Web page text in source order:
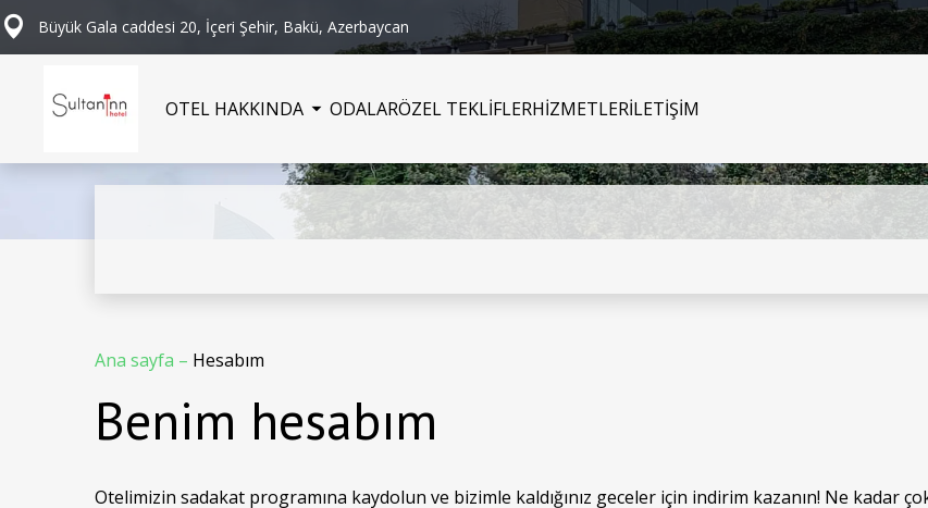
Büyük Gala caddesi 20, İçeri Şehir, Bakü, Azerbaycan
OTEL HAKKINDA ODALARÖZEL TEKLİFLERHİZMETLERİLETİŞİM
Ana sayfa – Hesabım
Benim hesabım
Otelimizin sadakat programına kaydolun ve bizimle kaldığınız geceler için indirim kazanın! Ne kadar